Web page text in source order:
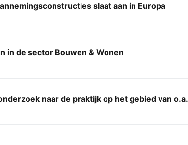
slaat aan in Europa
in de sector Bouwen & Wonen
naar de praktijk op het gebied van o.a.